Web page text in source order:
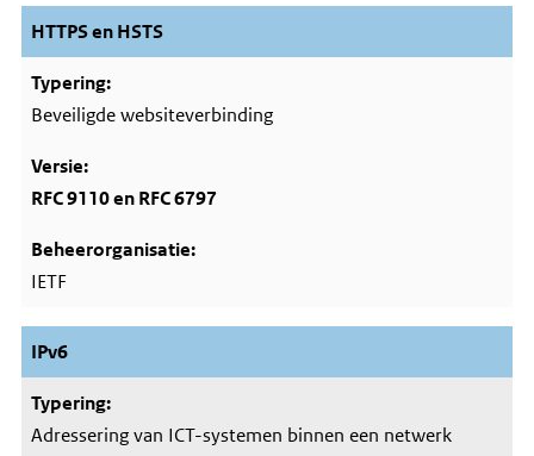
HTTPS en HSTS
Beveiligde websiteverbinding
RFC 9110 en RFC 6797
IETF
IPv6
Adressering van ICT-systemen binnen een netwerk